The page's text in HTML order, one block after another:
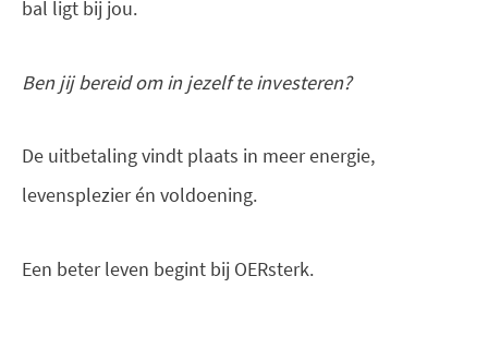
bal ligt bij jou.
Ben jij bereid om in jezelf te investeren?
De uitbetaling vindt plaats in meer energie,
levensplezier én voldoening.
Een beter leven begint bij OERsterk.